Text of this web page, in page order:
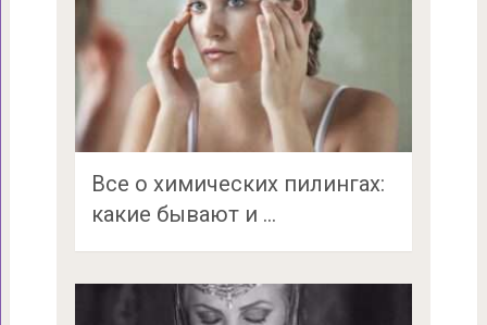
Все о химических пилингах:
какие бывают и …